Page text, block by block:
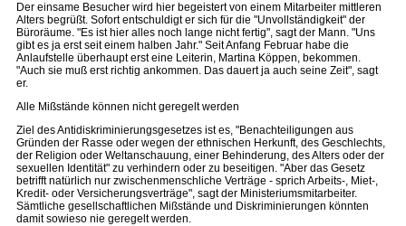
Der einsame Besucher wird hier begeistert von einem Mitarbeiter mittleren
Alters begrüßt. Sofort entschuldigt er sich für die "Unvollständigkeit" der
Büroräume. "Es ist hier alles noch lange nicht fertig", sagt der Mann. "Uns
gibt es ja erst seit einem halben Jahr." Seit Anfang Februar habe die
Anlaufstelle überhaupt erst eine Leiterin, Martina Köppen, bekommen.
"Auch sie muß erst richtig ankommen. Das dauert ja auch seine Zeit", sagt
er.
Alle Mißstände können nicht geregelt werden
Ziel des Antidiskriminierungsgesetzes ist es, "Benachteiligungen aus
Gründen der Rasse oder wegen der ethnischen Herkunft, des Geschlechts,
der Religion oder Weltanschauung, einer Behinderung, des Alters oder der
sexuellen Identität" zu verhindern oder zu beseitigen. "Aber das Gesetz
betrifft natürlich nur zwischenmenschliche Verträge - sprich Arbeits-, Miet-,
Kredit- oder Versicherungsverträge", sagt der Ministeriumsmitarbeiter.
Sämtliche gesellschaftlichen Mißstände und Diskriminierungen könnten
damit sowieso nie geregelt werden.